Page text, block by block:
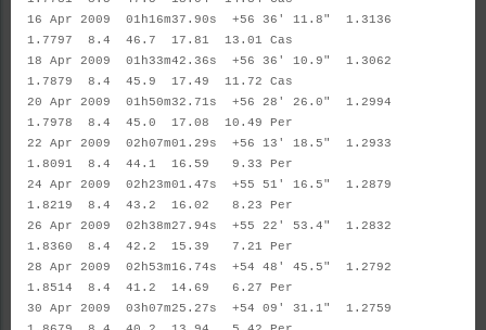
16 Apr 2009 01h16m37.90s +56 36' 11.8" 1.3136
1.7797 8.4 46.7 17.81 13.01 Cas
18 Apr 2009 01h33m42.36s +56 36' 10.9" 1.3062
1.7879 8.4 45.9 17.49 11.72 Cas
20 Apr 2009 01h50m32.71s +56 28' 26.0" 1.2994
1.7978 8.4 45.0 17.08 10.49 Per
22 Apr 2009 02h07m01.29s +56 13' 18.5" 1.2933
1.8091 8.4 44.1 16.59 9.33 Per
24 Apr 2009 02h23m01.47s +55 51' 16.5" 1.2879
1.8219 8.4 43.2 16.02 8.23 Per
26 Apr 2009 02h38m27.94s +55 22' 53.4" 1.2832
1.8360 8.4 42.2 15.39 7.21 Per
28 Apr 2009 02h53m16.74s +54 48' 45.5" 1.2792
1.8514 8.4 41.2 14.69 6.27 Per
30 Apr 2009 03h07m25.27s +54 09' 31.1" 1.2759